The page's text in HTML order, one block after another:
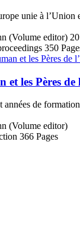
unie à l’Union
(Volume editor)
350
et les Pères de
années de
(Volume editor)
366 Pages